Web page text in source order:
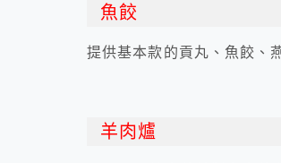
魚餃
提供基本款的貢丸、魚餃、
羊肉爐